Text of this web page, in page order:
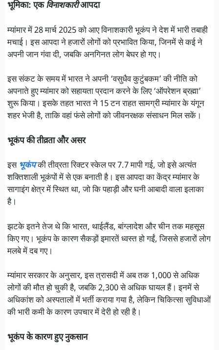
भूमिका: एकविनाशकारीआपदा
म्यांमार में 28 मार्च 2025 को आए विनाशकारी भूकंप ने देश में भारी तबाही
मचाई। इस आपदा ने हजारों लोगों को प्रभावित किया, जिनमें से कई ने
अपनी जान गंवा दी, जबकि अनगिनत लोग बेघर हो गए।
इस संकट के समय में भारत ने अपनी ‘वसुधैव कुटुंबकम’ की नीति को
अपनाते हुए म्यांमार को सहायता प्रदान करने के लिए ‘ऑपरेशन ब्रह्मा’
शुरू किया। इसके तहत भारत ने 15 टन राहत सामग्री म्यांमार के यंगून
शहर भेजी है, ताकि वहां फंसे लोगों को जीवनरक्षक संसाधन मिल सकें।
भूकंप की तीव्रता और असर
इस भूकंपकी तीव्रता रिक्टर स्केल पर 7.7 मापी गई, जो इसे अत्यंत
शक्तिशाली भूकंपों में से एक बनाती है। इस आपदा का केंद्र म्यांमार के
सागाइंग क्षेत्र में स्थित था, जो कि पहाड़ी और घनी आबादी वाला इलाका
है।
झटके इतने तेज थे कि भारत, थाईलैंड, बांग्लादेश और चीन तक महसूस
किए गए। भूकंप के कारण सैकड़ों इमारतें ध्वस्त हो गईं, जिससे हजारों लोग
मलबे में दब गए।
म्यांमार सरकार के अनुसार, इस त्रासदी में अब तक 1,000 से अधिक
लोगों की मौत हो चुकी है, जबकि 2,300 से अधिक घायल हैं। इनमें से
अधिकांश को अस्पतालों में भर्ती कराया गया है, लेकिन चिकित्सा सुविधाओं
की भारी कमी के कारण उपचार में देरी हो रही है।
भूकंप के कारण हुए नुकसान